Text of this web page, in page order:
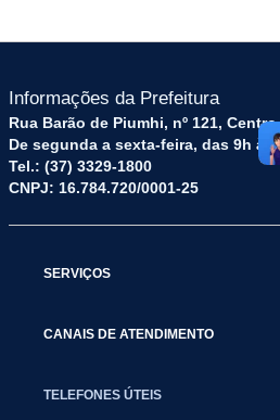
Informações da Prefeitura
Rua Barão de Piumhi, nº 121,
De segunda a sexta-feira, das 9h às
Tel.: (37) 3329-1800
CNPJ: 16.784.720/0001-25
SERVIÇOS
CANAIS DE ATENDIMENTO
TELEFONES ÚTEIS